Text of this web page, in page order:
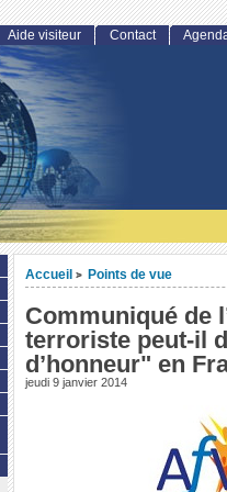
Accueil > Points de vue
Communiqué de
terroriste peut-il
d’honneur" en
jeudi 9 janvier 2014
Aide visiteur Contact